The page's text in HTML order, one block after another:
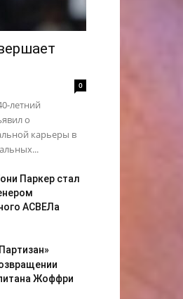
0
летний
о
карьеры в
Паркер стал
АСВЕЛа
Жоффри